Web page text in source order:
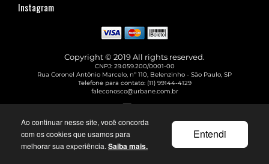
Ao continuar nesse site, você concorda
com os cookies que usamos para
melhorar sua experiência. Saiba mais.
Entendi
Instagram
Copyright © 2019 All rights reserved.
CNPJ: 29.059.200/0001-00
Rua Coronel Antônio Marcelo, nº 110, Belenzinho - São Paulo, SP
Telefone para contato: (11) 99144-4129
faleconosco@urbane.com.br